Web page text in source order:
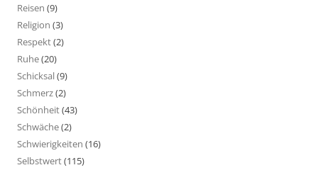
Reisen (9)
Religion (3)
Respekt(2)
Ruhe(20)
Schicksal(9)
Schmerz(2)
Schönheit(43)
Schwäche(2)
Schwierigkeiten (16)
Selbstwert(115)